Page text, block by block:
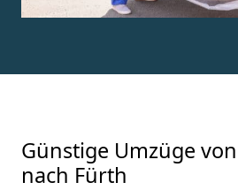
Günstige Umzüge
nach Fürth